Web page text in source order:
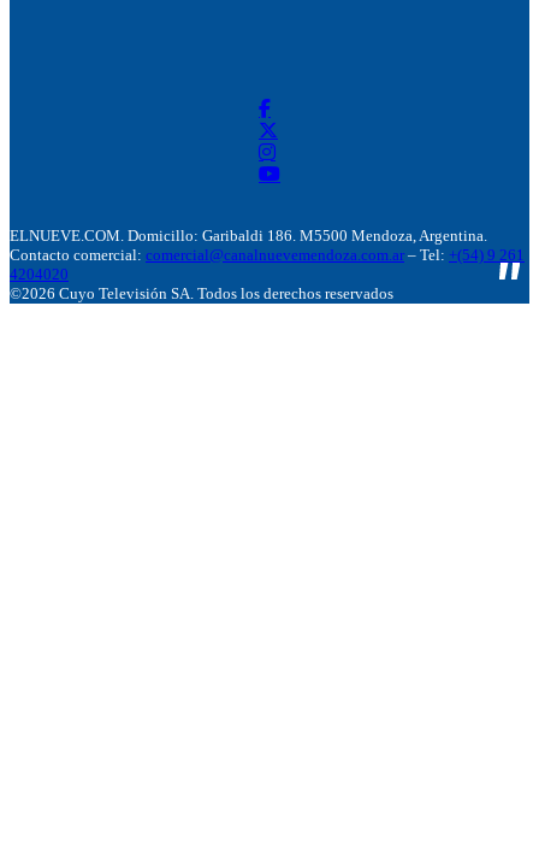
ELNUEVE.COM. Domicillo: Garibaldi 186. M5500 Mendoza, Argentina.
Contacto comercial: comercial@canalnuevemendoza.com.ar – Tel: +(54) 9 261
4204020
©2026 Cuyo Televisión SA. Todos los derechos reservados